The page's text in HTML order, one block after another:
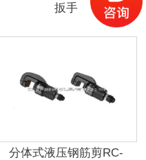
扳手
分体式液压钢筋剪RC-